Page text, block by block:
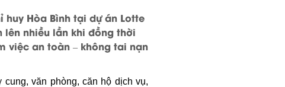
Hòa Bình tại dự án Lotte
lên nhiều lần khi đồng thời
việc an toàn – không tai nạn
văn phòng, căn hộ dịch vụ,